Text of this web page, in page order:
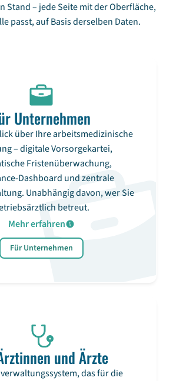
Stand – jede Seite mit der Oberfläche,
passt, auf Basis derselben Daten.
Unternehmen
über Ihre arbeitsmedizinische
– digitale Vorsorgekartei,
Fristenüberwachung,
Dashboard und zentrale
Unabhängig davon, wer Sie
betreut.
Mehr erfahren
Für Unternehmen
und Ärzte
das für die